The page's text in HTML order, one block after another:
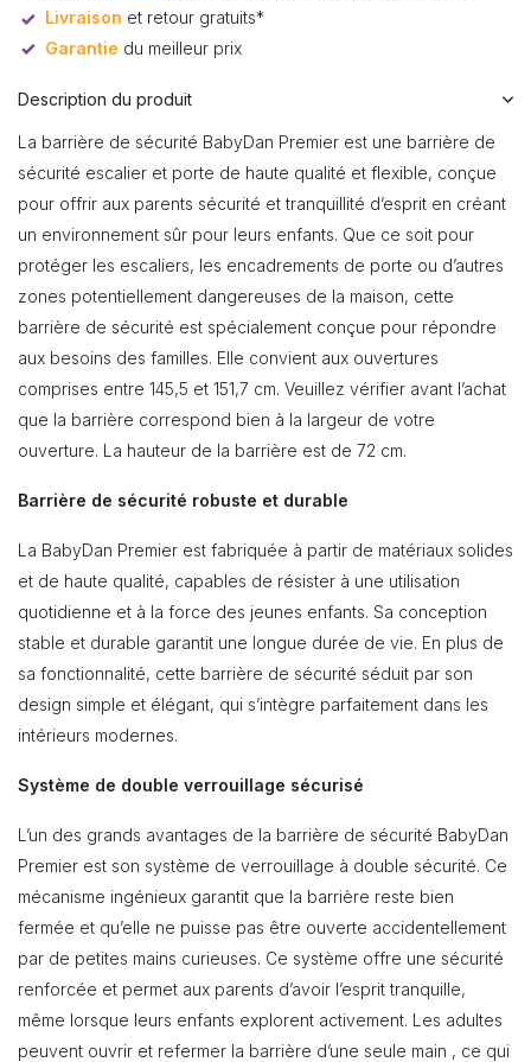
Livraison et retour gratuits*
Garantie du meilleur prix
Description du produit
La barrière de sécurité BabyDan Premier est une barrière de
sécurité escalier et porte de haute qualité et flexible, conçue
pour offrir aux parents sécurité et tranquillité d’esprit en créant
un environnement sûr pour leurs enfants. Que ce soit pour
protéger les escaliers, les encadrements de porte ou d’autres
zones potentiellement dangereuses de la maison, cette
barrière de sécurité est spécialement conçue pour répondre
aux besoins des familles. Elle convient aux ouvertures
comprises entre 145,5 et 151,7 cm. Veuillez vérifier avant l’achat
que la barrière correspond bien à la largeur de votre
ouverture. La hauteur de la barrière est de 72 cm.
Barrière de sécurité robuste et durable
La BabyDan Premier est fabriquée à partir de matériaux solides
et de haute qualité, capables de résister à une utilisation
quotidienne et à la force des jeunes enfants. Sa conception
stable et durable garantit une longue durée de vie. En plus de
sa fonctionnalité, cette barrière de sécurité séduit par son
design simple et élégant, qui s’intègre parfaitement dans les
intérieurs modernes.
Système de double verrouillage sécurisé
L’un des grands avantages de la barrière de sécurité BabyDan
Premier est son système de verrouillage à double sécurité. Ce
mécanisme ingénieux garantit que la barrière reste bien
fermée et qu’elle ne puisse pas être ouverte accidentellement
par de petites mains curieuses. Ce système offre une sécurité
renforcée et permet aux parents d’avoir l’esprit tranquille,
même lorsque leurs enfants explorent activement. Les adultes
peuvent ouvrir et refermer la barrière d’une seule main , ce qui